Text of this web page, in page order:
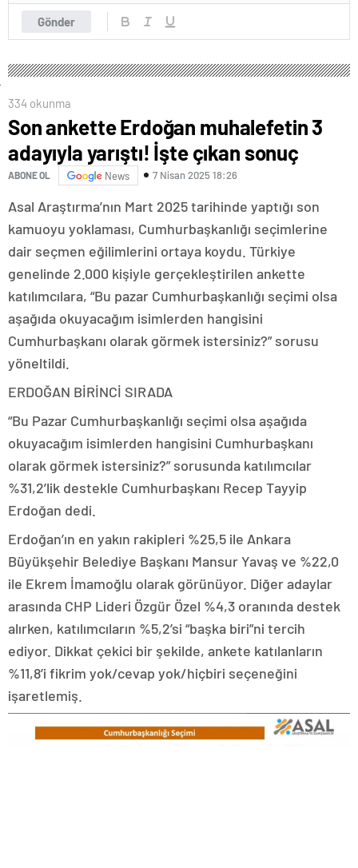
Gönder
334 okunma
Son ankette Erdoğan muhalefetin 3
adayıyla yarıştı! İşte çıkan sonuç
ABONE OL News 7 Nisan 2025 18:26
Asal Araştırma’nın Mart 2025 tarihinde yaptığı son
kamuoyu yoklaması, Cumhurbaşkanlığı seçimlerine
dair seçmen eğilimlerini ortaya koydu. Türkiye
genelinde 2.000 kişiyle gerçekleştirilen ankette
katılımcılara, “Bu pazar Cumhurbaşkanlığı seçimi olsa
aşağıda okuyacağım isimlerden hangisini
Cumhurbaşkanı olarak görmek istersiniz?” sorusu
yöneltildi.
ERDOĞAN BİRİNCİ SIRADA
“Bu Pazar Cumhurbaşkanlığı seçimi olsa aşağıda
okuyacağım isimlerden hangisini Cumhurbaşkanı
olarak görmek istersiniz?” sorusunda katılımcılar
%31,2’lik destekle Cumhurbaşkanı Recep Tayyip
Erdoğan dedi.
Erdoğan’ın en yakın rakipleri %25,5 ile Ankara
Büyükşehir Belediye Başkanı Mansur Yavaş ve %22,0
ile Ekrem İmamoğlu olarak görünüyor. Diğer adaylar
arasında CHP Lideri Özgür Özel %4,3 oranında destek
alırken, katılımcıların %5,2’si “başka biri”ni tercih
ediyor. Dikkat çekici bir şekilde, ankete katılanların
%11,8’i fikrim yok/cevap yok/hiçbiri seçeneğini
işaretlemiş.